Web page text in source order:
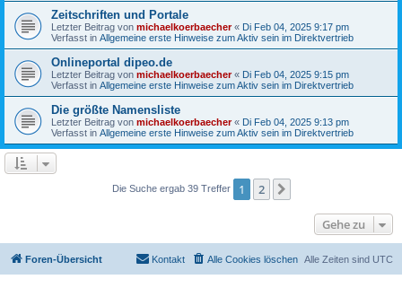
Zeitschriften und Portale
Letzter Beitrag von michaelkoerbaecher« Di Feb 04, 2025 9:17 pm
Verfasst in Allgemeine erste Hinweise zum Aktiv sein im Direktvertrieb
Onlineportal dipeo.de
Letzter Beitrag von michaelkoerbaecher« Di Feb 04, 2025 9:15 pm
Verfasst in Allgemeine erste Hinweise zum Aktiv sein im Direktvertrieb
Die größte Namensliste
Letzter Beitrag von michaelkoerbaecher« Di Feb 04, 2025 9:13 pm
Verfasst in Allgemeine erste Hinweise zum Aktiv sein im Direktvertrieb
Die Suche ergab 39 Treffer 1 2
Gehe zu
Foren-Übersicht Alle Zeiten sind UTC
Alle Cookies löschen
Kontakt